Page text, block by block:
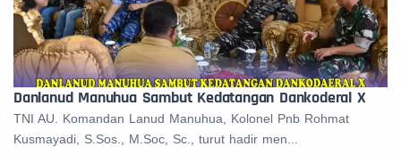
Danlanud Manuhua Sambut Kedatangan Dankoderal X
TNI AU. Komandan Lanud Manuhua, Kolonel Pnb Rohmat
Kusmayadi, S.Sos., M.Soc, Sc., turut hadir men...